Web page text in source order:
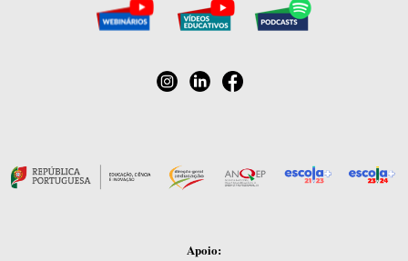
Apoio: